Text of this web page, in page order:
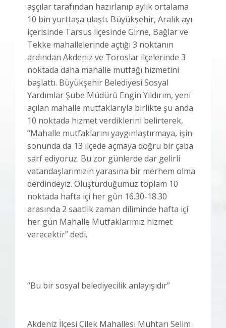
aşçılar tarafından hazırlanıp aylık ortalama
10 bin yurttaşa ulaştı. Büyükşehir, Aralık ayı
içerisinde Tarsus ilçesinde Girne, Bağlar ve
Tekke mahallelerinde açtığı 3 noktanın
ardından Akdeniz ve Toroslar ilçelerinde 3
noktada daha mahalle mutfağı hizmetini
başlattı. Büyükşehir Belediyesi Sosyal
Yardımlar Şube Müdürü Engin Yıldırım, yeni
açılan mahalle mutfaklarıyla birlikte şu anda
10 noktada hizmet verdiklerini belirterek,
“Mahalle mutfaklarını yaygınlaştırmaya, işin
sonunda da 13 ilçede açmaya doğru bir çaba
sarf ediyoruz. Bu zor günlerde dar gelirli
vatandaşlarımızın yarasına bir merhem olma
derdindeyiz. Oluşturduğumuz toplam 10
noktada hafta içi her gün 16.30-18.30
arasında 2 saatlik zaman diliminde hafta içi
her gün Mahalle Mutfaklarımız hizmet
verecektir” dedi.
“Bu bir sosyal belediyecilik anlayışıdır”
Akdeniz İlçesi Çilek Mahallesi Muhtarı Selim